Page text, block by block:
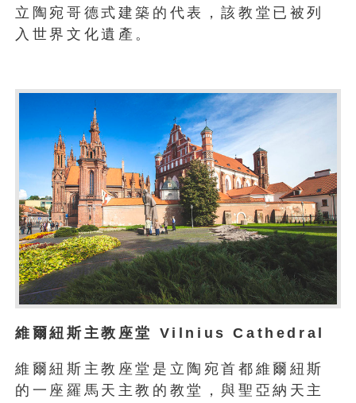
立陶宛哥德式建築的代表，該教堂已被列
入世界文化遺產。
維爾紐斯主教座堂 Vilnius Cathedral
維爾紐斯主教座堂是立陶宛首都維爾紐斯
的一座羅馬天主教的教堂，與聖亞納天主